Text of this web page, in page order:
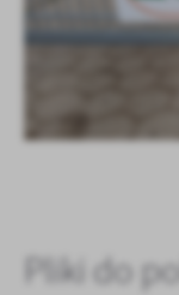
Firmy te działają w
treści w postaci
Pliki do